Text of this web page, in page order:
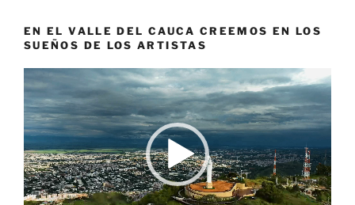
EN EL VALLE DEL CAUCA CREEMOS EN LOS
SUEÑOS DE LOS ARTISTAS
Reproductor
de
vídeo